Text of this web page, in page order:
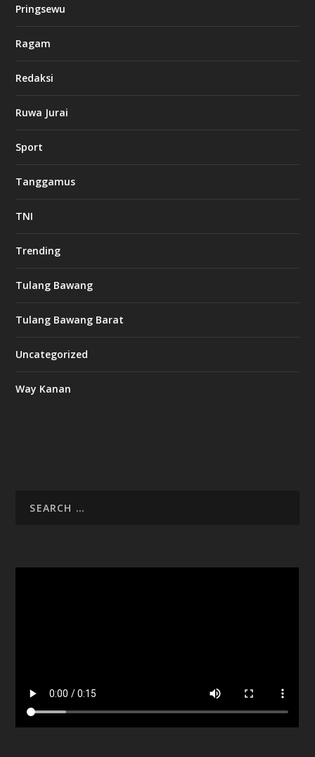
Pringsewu
Ragam
Redaksi
Ruwa Jurai
Sport
Tanggamus
TNI
Trending
Tulang Bawang
Tulang Bawang Barat
Uncategorized
Way Kanan